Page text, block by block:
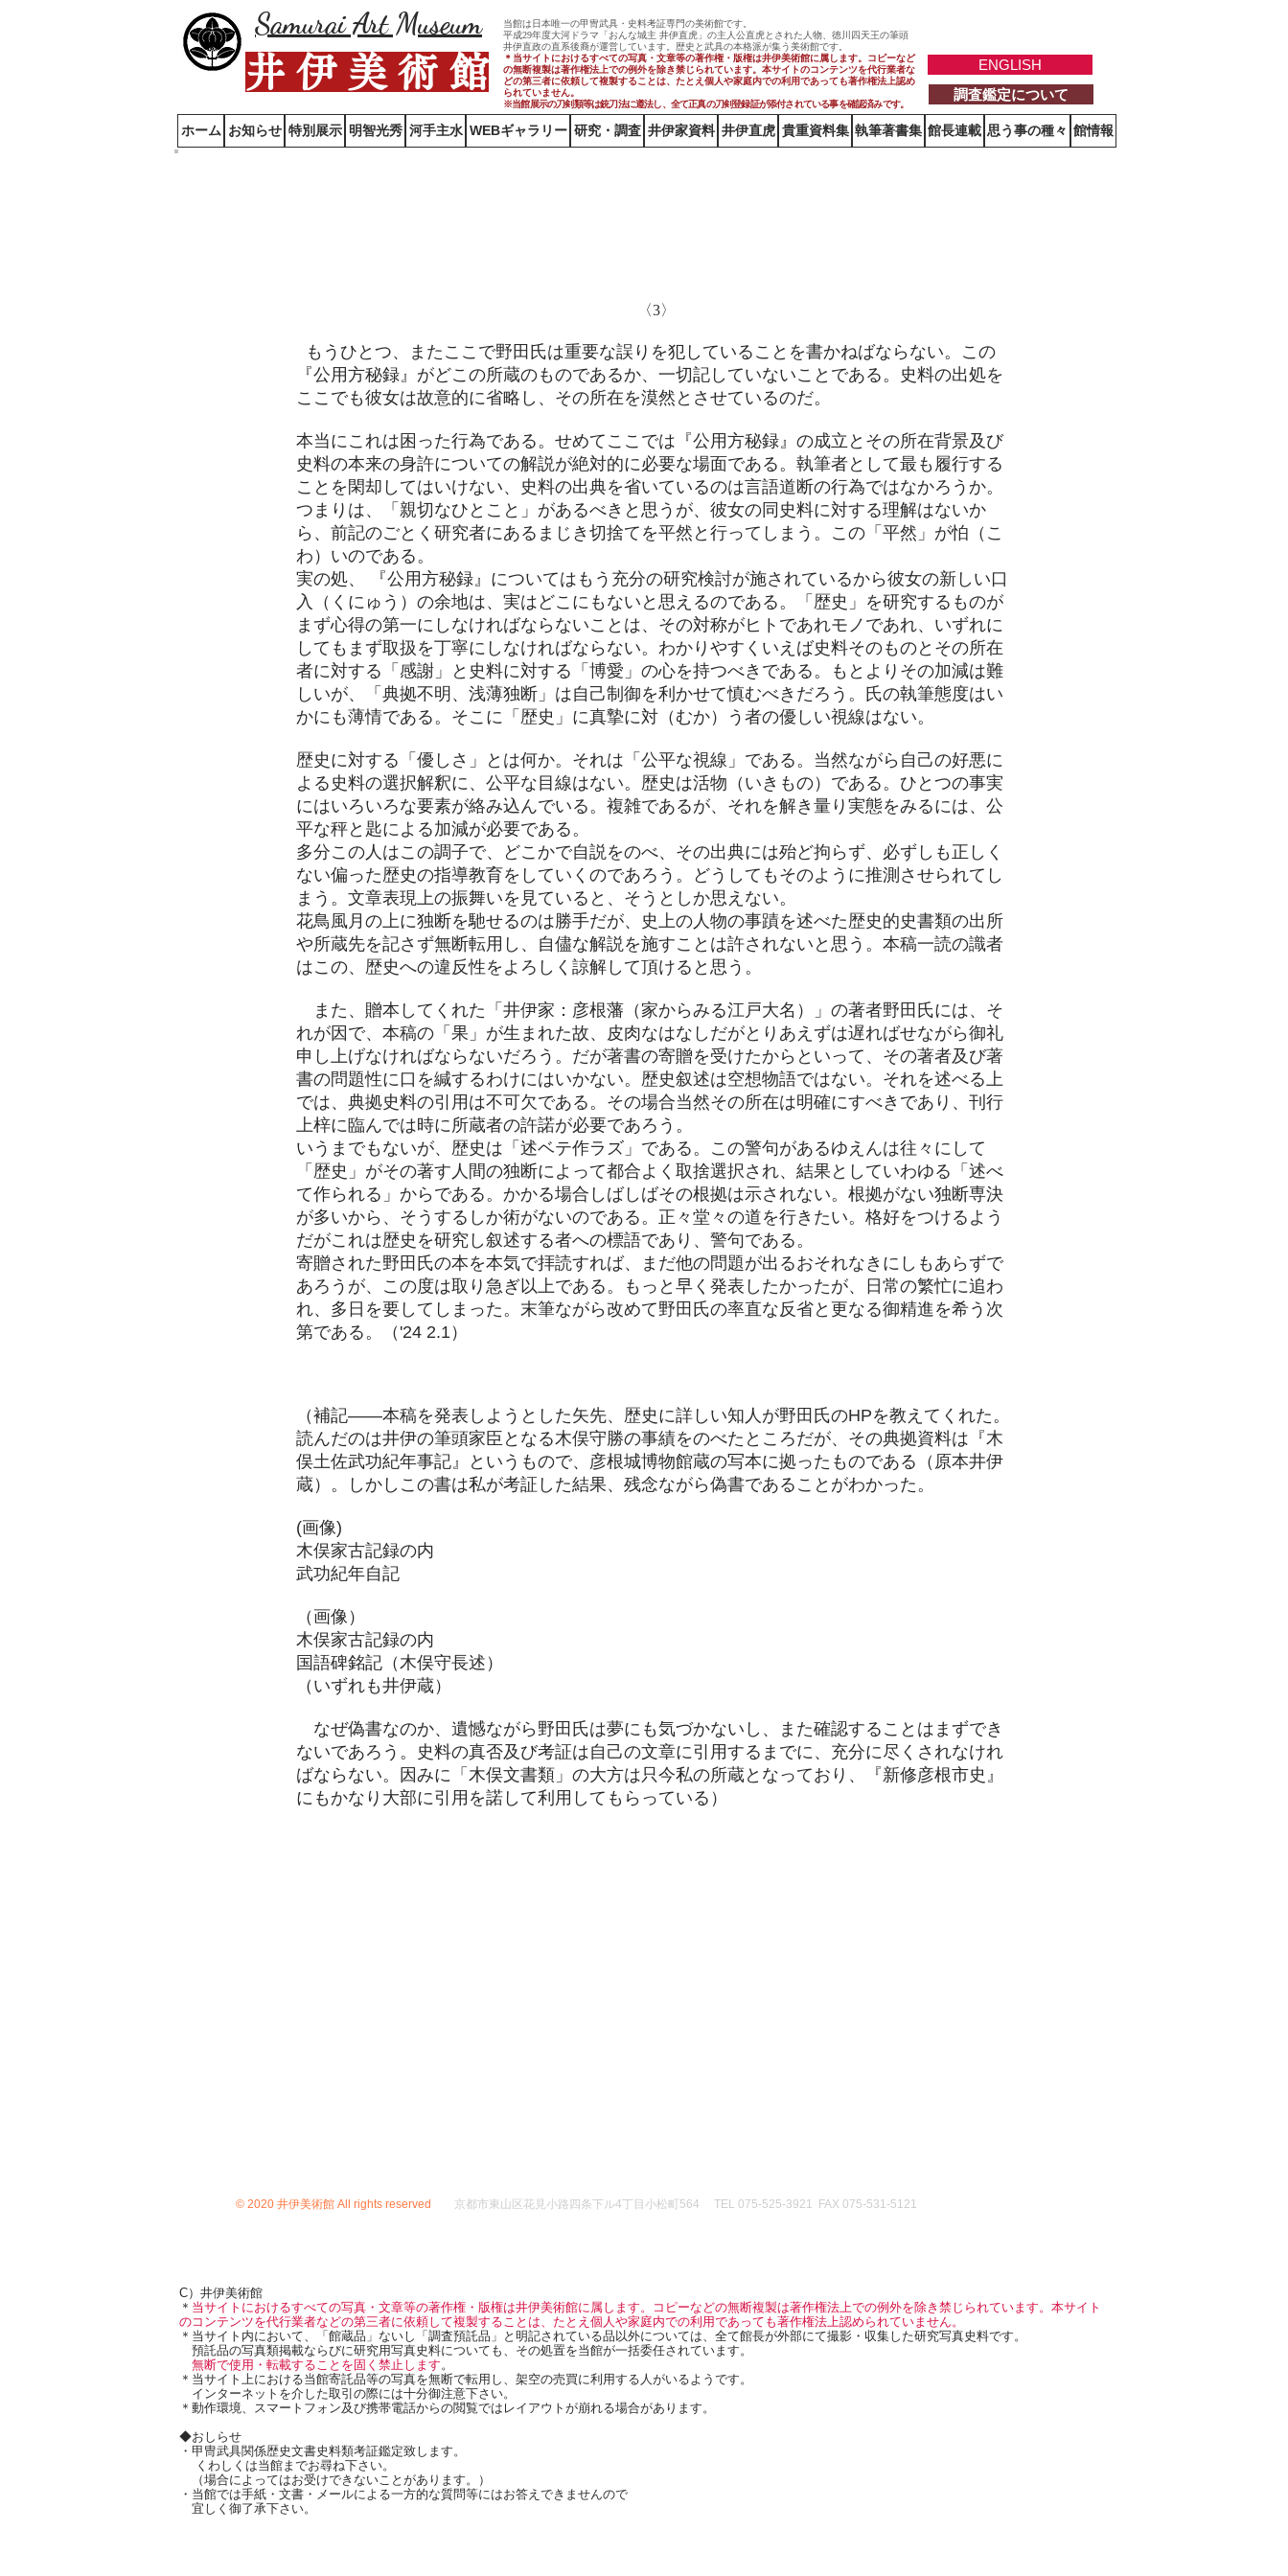
Samurai Art Museum
井 伊 美 術 館
当館は日本唯一の甲冑武具・史料考証専門の美術館です。
平成29年度大河ドラマ「おんな城主 井伊直虎」の主人公直虎とされた人物、徳川四天王の筆頭
井伊直政の直系後裔が運営しています。歴史と武具の本格派が集う美術館です。
＊当サイトにおけるすべての写真・文章等の著作権・版権は井伊美術館に属します。コピーなど
の無断複製は著作権法上での例外を除き禁じられています。本サイトのコンテンツを代行業者な
どの第三者に依頼して複製することは、たとえ個人や家庭内での利用であっても著作権法上認め
られていません。
※当館展示の刀剣類等は銃刀法に遵法し、​全て正真の刀剣登録証が添付されている事を確認済みです。
ENGLISH
調査鑑定について
ホーム お知らせ 特別展示 明智光秀 河手主水 WEBギャラリー 研究・調査 井伊家資料 井伊直虎 貴重資料集 執筆著書集 館長連載 思う事の種々 館情報
〈3〉
もうひとつ、またここで野田氏は重要な誤りを犯していることを書かねばならない。この
『公用方秘録』がどこの所蔵のものであるか、一切記していないことである。史料の出処を
ここでも彼女は故意的に省略し、その所在を漠然とさせているのだ。
本当にこれは困った行為である。せめてここでは『公用方秘録』の成立とその所在背景及び
史料の本来の身許についての解説が絶対的に必要な場面である。執筆者として最も履行する
ことを閑却してはいけない、史料の出典を省いているのは言語道断の行為ではなかろうか。
つまりは、「親切なひとこと」があるべきと思うが、彼女の同史料に対する理解はないか
ら、前記のごとく研究者にあるまじき切捨てを平然と行ってしまう。この「平然」が怕（こ
わ）いのである。
実の処、 『公用方秘録』についてはもう充分の研究検討が施されているから彼女の新しい口
入（くにゅう）の余地は、実はどこにもないと思えるのである。「歴史」を研究するものが
まず心得の第一にしなければならないことは、その対称がヒトであれモノであれ、いずれに
してもまず取扱を丁寧にしなければならない。わかりやすくいえば史料そのものとその所在
者に対する「感謝」と史料に対する「博愛」の心を持つべきである。もとよりその加減は難
しいが、「典拠不明、浅薄独断」は自己制御を利かせて慎むべきだろう。氏の執筆態度はい
かにも薄情である。そこに「歴史」に真摯に対（むか）う者の優しい視線はない。
歴史に対する「優しさ」とは何か。それは「公平な視線」である。当然ながら自己の好悪に
よる史料の選択解釈に、公平な目線はない。歴史は活物（いきもの）である。ひとつの事実
にはいろいろな要素が絡み込んでいる。複雑であるが、それを解き量り実態をみるには、公
平な秤と匙による加減が必要である。
多分この人はこの調子で、どこかで自説をのべ、その出典には殆ど拘らず、必ずしも正しく
ない偏った歴史の指導教育をしていくのであろう。どうしてもそのように推測させられてし
まう。文章表現上の振舞いを見ていると、そうとしか思えない。
花鳥風月の上に独断を馳せるのは勝手だが、史上の人物の事蹟を述べた歴史的史書類の出所
や所蔵先を記さず無断転用し、自儘な解説を施すことは許されないと思う。本稿一読の識者
はこの、歴史への違反性をよろしく諒解して頂けると思う。
また、贈本してくれた「井伊家：彦根藩（家からみる江戸大名）」の著者野田氏には、そ
れが因で、本稿の「果」が生まれた故、皮肉なはなしだがとりあえずは遅ればせながら御礼
申し上げなければならないだろう。だが著書の寄贈を受けたからといって、その著者及び著
書の問題性に口を緘するわけにはいかない。歴史叙述は空想物語ではない。それを述べる上
では、典拠史料の引用は不可欠である。その場合当然その所在は明確にすべきであり、刊行
上梓に臨んでは時に所蔵者の許諾が必要であろう。
いうまでもないが、歴史は「述ベテ作ラズ」である。この警句があるゆえんは往々にして
「歴史」がその著す人間の独断によって都合よく取捨選択され、結果としていわゆる「述べ
て作られる」からである。かかる場合しばしばその根拠は示されない。根拠がない独断専決
が多いから、そうするしか術がないのである。正々堂々の道を行きたい。格好をつけるよう
だがこれは歴史を研究し叙述する者への標語であり、警句である。
寄贈された野田氏の本を本気で拝読すれば、まだ他の問題が出るおそれなきにしもあらずで
あろうが、この度は取り急ぎ以上である。もっと早く発表したかったが、日常の繁忙に追わ
れ、多日を要してしまった。末筆ながら改めて野田氏の率直な反省と更なる御精進を希う次
第である。（'24 2.1）
（補記——本稿を発表しようとした矢先、歴史に詳しい知人が野田氏のHPを教えてくれた。
読んだのは井伊の筆頭家臣となる木俣守勝の事績をのべたところだが、その典拠資料は『木
俣土佐武功紀年事記』というもので、彦根城博物館蔵の写本に拠ったものである（原本井伊
蔵）。しかしこの書は私が考証した結果、残念ながら偽書であることがわかった。
(画像)
木俣家古記録の内
武功紀年自記
（画像）
木俣家古記録の内
国語碑銘記（木俣守長述）
（いずれも井伊蔵）
なぜ偽書なのか、遺憾ながら野田氏は夢にも気づかないし、また確認することはまずでき
ないであろう。史料の真否及び考証は自己の文章に引用するまでに、充分に尽くされなけれ
ばならない。因みに「木俣文書類」の大方は只今私の所蔵となっており、『新修彦根市史』
にもかなり大部に引用を諾して利用してもらっている）
© 2020 井伊美術館 All rights reserved 京都市東山区花見小路四条下ル4丁目小松町564 TEL 075-525-3921 FAX 075-531-5121
C）井伊美術館
＊ 当サイトにおけるすべての写真・文章等の著作権・版権は井伊美術館に属します。コピーなどの無断複製は著作権法上での例外を除き禁じられています。本サイト
のコンテンツを代行業者などの第三者に依頼して複製することは、たとえ個人や家庭内での利用であっても著作権法上認められていません。
＊当サイト内において、「館蔵品」ないし「調査預託品」と明記されている品以外については、全て館長が外部にて撮影・収集した研究写真史料です。
預託品の写真類掲載ならびに研究用写真史料についても、その処置を当館が一括委任されています。
無断で使用・転載することを固く禁止します。
＊当サイト上における当館寄託品等の写真を無断で転用し、架空の売買に利用する人がいるようです。
インターネットを介した取引の際には十分御注意下さい。
＊動作環境、スマートフォン及び携帯電話からの閲覧ではレイアウトが崩れる場合があります。
◆おしらせ
・甲冑武具関係歴史文書史料類考証鑑定致します。
くわしくは当館までお尋ね下さい。
（場合によってはお受けできないことがあります。）
・当館では手紙・文書・メールによる一方的な質問等にはお答えできませんので
宜しく御了承下さい。